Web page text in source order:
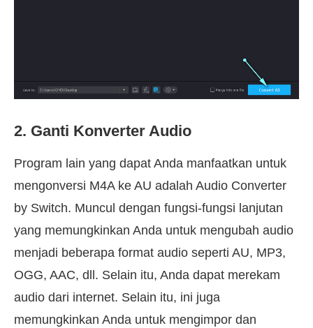
2. Ganti Konverter Audio
Program lain yang dapat Anda manfaatkan untuk
mengonversi M4A ke AU adalah Audio Converter
by Switch. Muncul dengan fungsi-fungsi lanjutan
yang memungkinkan Anda untuk mengubah audio
menjadi beberapa format audio seperti AU, MP3,
OGG, AAC, dll. Selain itu, Anda dapat merekam
audio dari internet. Selain itu, ini juga
memungkinkan Anda untuk mengimpor dan